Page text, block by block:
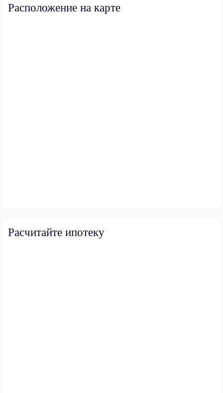
Расположение на карте
Расчитайте ипотеку